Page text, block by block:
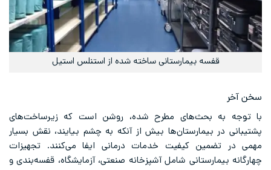
قفسه بیمارستانی ساخته شده از استنلس استیل
سخن آخر
با توجه به بحث‌های مطرح شده، روشن است که زیرساخت‌های
پشتیبانی در بیمارستان‌ها بیش از آنکه به چشم بیایند، نقش بسیار
مهمی در تضمین کیفیت خدمات درمانی ایفا می‌کنند. تجهیزات
چهارگانه بیمارستانی شامل آشپزخانه صنعتی، آزمایشگاه، قفسه‌بندی و